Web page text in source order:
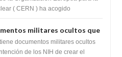
de Hadrones
( CERN ) ha acogido
militares ocultos que
de los NIH de crear el
la investigación de
documentos militares ocultos
de los NIH de crear el